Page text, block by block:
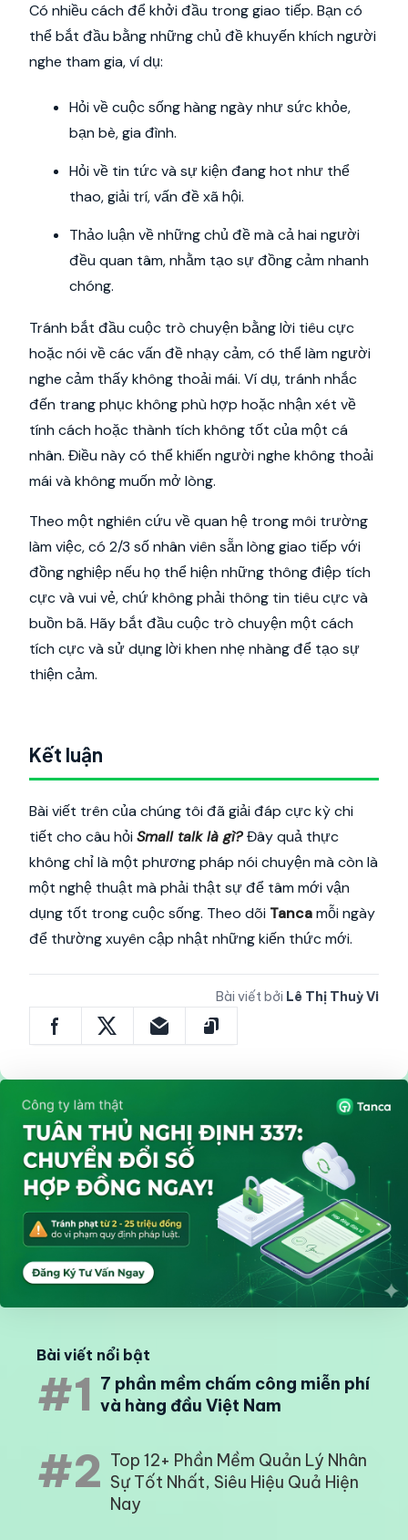
Có nhiều cách để khởi đầu trong giao tiếp. Bạn có
thể bắt đầu bằng những chủ đề khuyến khích người
nghe tham gia, ví dụ:
Hỏi về cuộc sống hàng ngày như sức khỏe,
bạn bè, gia đình.
Hỏi về tin tức và sự kiện đang hot như thể
thao, giải trí, vấn đề xã hội.
Thảo luận về những chủ đề mà cả hai người
đều quan tâm, nhằm tạo sự đồng cảm nhanh
chóng.
Tránh bắt đầu cuộc trò chuyện bằng lời tiêu cực
hoặc nói về các vấn đề nhạy cảm, có thể làm người
nghe cảm thấy không thoải mái. Ví dụ, tránh nhắc
đến trang phục không phù hợp hoặc nhận xét về
tính cách hoặc thành tích không tốt của một cá
nhân. Điều này có thể khiến người nghe không thoải
mái và không muốn mở lòng.
Theo một nghiên cứu về quan hệ trong môi trường
làm việc, có 2/3 số nhân viên sẵn lòng giao tiếp với
đồng nghiệp nếu họ thể hiện những thông điệp tích
cực và vui vẻ, chứ không phải thông tin tiêu cực và
buồn bã. Hãy bắt đầu cuộc trò chuyện một cách
tích cực và sử dụng lời khen nhẹ nhàng để tạo sự
thiện cảm.
Kết luận
Bài viết trên của chúng tôi đã giải đáp cực kỳ chi
tiết cho câu hỏi Small talk là gì?Đây quả thực
không chỉ là một phương pháp nói chuyện mà còn là
một nghệ thuật mà phải thật sự để tâm mới vận
dụng tốt trong cuộc sống. Theo dõi Tancamỗi ngày
để thường xuyên cập nhật những kiến thức mới.
Bài viết bởi Lê Thị Thuỳ Vi
Bài viết nổi bật
#1 7 phần mềm chấm công miễn phí
và hàng đầu Việt Nam
#2 Top 12+ Phần Mềm Quản Lý Nhân
Sự Tốt Nhất, Siêu Hiệu Quả Hiện
Nay